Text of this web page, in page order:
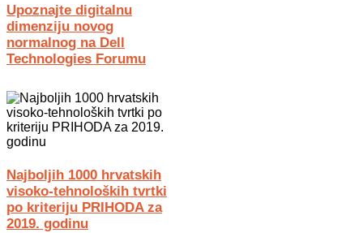
Upoznajte digitalnu
dimenziju novog
normalnog na Dell
Technologies Forumu
Najboljih 1000 hrvatskih
visoko-tehnoloških tvrtki
po kriteriju PRIHODA za
2019. godinu